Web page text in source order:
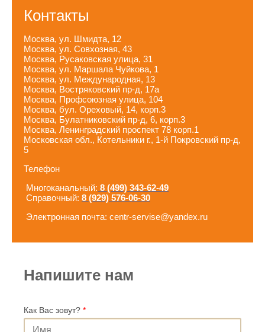
Контакты
Москва, ул. Шмидта, 12
Москва, ул. Совхозная, 43
Москва, Русаковская улица, 31
Москва, ул. Маршала Чуйкова, 1
Москва, ул. Международная, 13
Москва, Востряковский пр-д, 17а
Москва, Профсоюзная улица, 104
Москва, бул. Ореховый, 14, корп.3
Москва, Булатниковский пр-д, 6, корп.3
Москва, Ленинградский проспект 78 корп.1
Московская обл., Котельники г., 1-й Покровский пр-д,
5
Телефон
Многоканальный: 8 (499) 343-62-49
Справочный: 8 (929) 576-06-30
Электронная почта: centr-servise@yandex.ru
Напишите нам
Как Вас зовут? *